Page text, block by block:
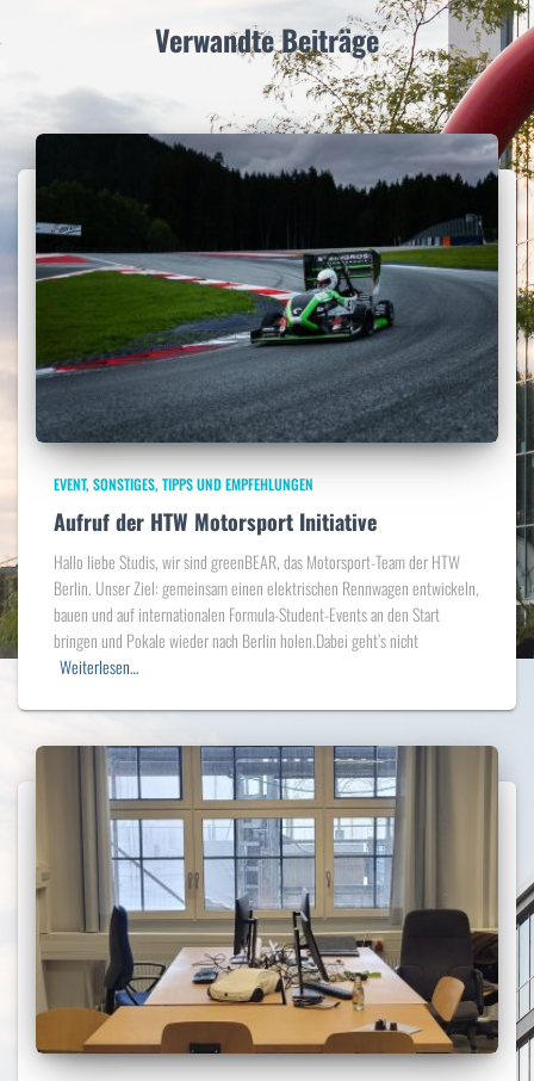
Verwandte Beiträge
EVENT SONSTIGES TIPPS UND EMPFEHLUNGEN
Aufruf der HTW Motorsport Initiative
Hallo liebe Studis, wir sind greenBEAR, das Motorsport-Team der HTW
Berlin. Unser Ziel: gemeinsam einen elektrischen Rennwagen entwickeln,
bauen und auf internationalen Formula-Student-Events an den Start
bringen und Pokale wieder nach Berlin holen.Dabei geht’s nicht
Weiterlesen…